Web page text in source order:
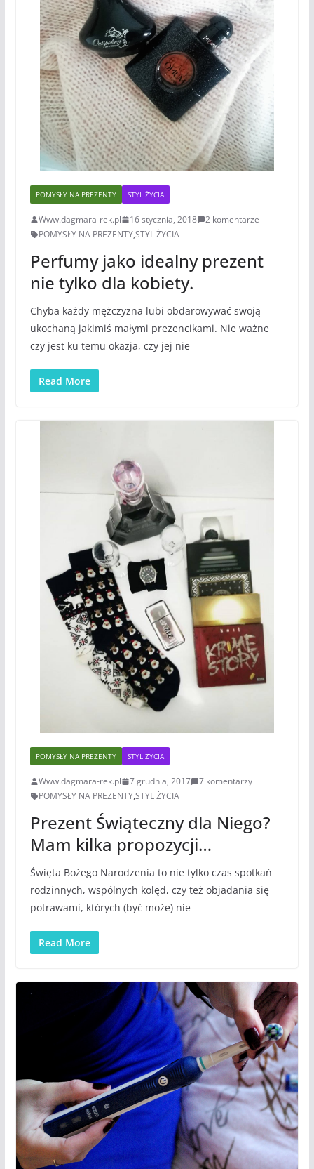
POMYSŁY NA PREZENTY STYL ŻYCIA
Www.dagmara-rek.pl 16 stycznia, 2018
2 komentarze
POMYSŁY NA PREZENTY,STYL ŻYCIA
Perfumy jako idealny prezent
nie tylko dla kobiety.
Chyba każdy mężczyzna lubi obdarowywać swoją
ukochaną jakimiś małymi prezencikami. Nie ważne
czy jest ku temu okazja, czy jej nie
Read More
POMYSŁY NA PREZENTY STYL ŻYCIA
Www.dagmara-rek.pl 7 grudnia, 2017
7 komentarzy
POMYSŁY NA PREZENTY,STYL ŻYCIA
Prezent Świąteczny dla Niego?
Mam kilka propozycji…
Święta Bożego Narodzenia to nie tylko czas spotkań
rodzinnych, wspólnych kolęd, czy też objadania się
potrawami, których (być może) nie
Read More